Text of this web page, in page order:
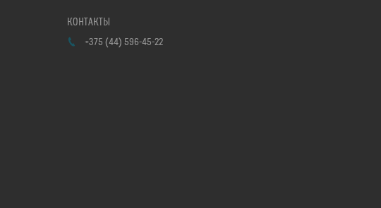
+375 (44) 596-45-22